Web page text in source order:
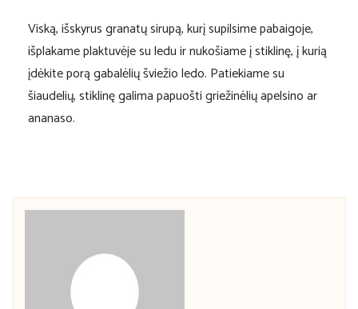
Viską, išskyrus granatų sirupą, kurį supilsime pabaigoje,
išplakame plaktuvėje su ledu ir nukošiame į stiklinę, į kurią
įdėkite porą gabalėlių šviežio ledo. Patiekiame su
šiaudelių, stiklinę galima papuošti griežinėlių apelsino ar
ananaso.